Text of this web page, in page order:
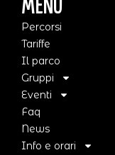
Percorsi
Tariffe
Il parco
Gruppi
Eventi
Faq
News
Info e orari